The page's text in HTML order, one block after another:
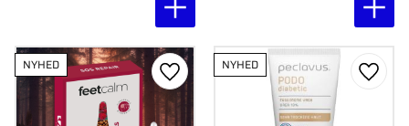
NYHED
Gem som favorit
NYHED
Gem